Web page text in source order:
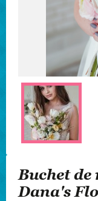
Buchet de
Dana's